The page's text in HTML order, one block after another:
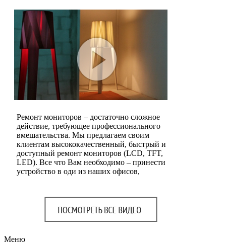
Ремонт мониторов – достаточно сложное
действие, требующее профессионального
вмешательства. Мы предлагаем своим
клиентам высококачественный, быстрый и
доступный ремонт мониторов (LCD, TFT,
LED). Все что Вам необходимо – принести
устройство в оди из наших офисов,
Меню